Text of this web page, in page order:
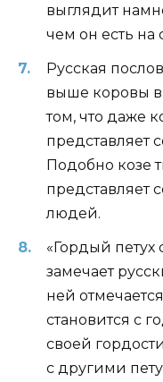
выглядит
чем он есть на
Русская
выше коровы в
том, что даже
представляет
Подобно козе
представляет
людей.
«Гордый петух
замечает
ней
становится с
своей
с другими